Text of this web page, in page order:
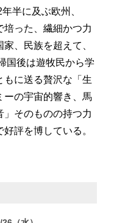
半に及ぶ欧州、
った、繊細かつ力
、民族を超えて、
国後は遊牧民から学
もに送る贅沢な「生
ーの宇宙的響き、馬
そのものの持つ力
評を博している。